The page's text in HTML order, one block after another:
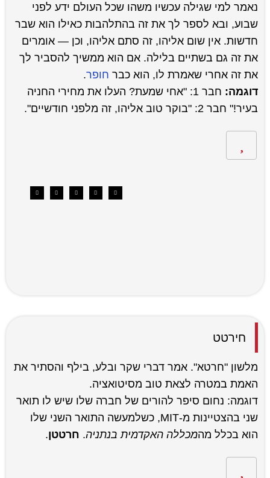
נאמר למי שגילה עכשיו משהו שכל העולם ידע לפני
שבוע, ובא לספר לך את זה בהתלהבות כאילו הוא שבר
חדשות. אין שום אליהו, זה סתם אליהו, וכן — אומרים
את זה גם בשתיים בלילה. אם הוא ממשיך להסביר לך
את זה אחרי שאמרת לו, הוא כבר חופר.
דוגמה:
חבר 1: "אחי שמעת? העלו את מחירי החניה
בעיר!" חבר 2: "בוקר טוב אליהו, זה מלפני חודשיים".
חירטט
מלשון "חרטא". אמר דברי שקר ובלע, בילף והסתיר את
האמת במטרה לצאת טוב מסיטואציה.
דוגמה: נחום סיפר להורים של חברה שלו שיש לו תואר
שני בהצטיינות מ-MIT, כשלמעשה התואר השני שלו
הוא בכלל מהמכללה האקדמית בנתניה. חרטטן.